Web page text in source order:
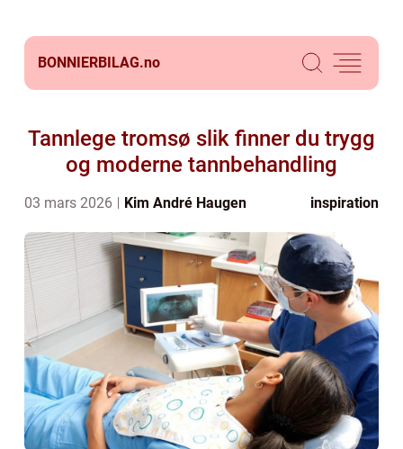
BONNIERBILAG.no
Tannlege tromsø slik finner du trygg
og moderne tannbehandling
03 mars 2026 Kim André Haugen inspiration